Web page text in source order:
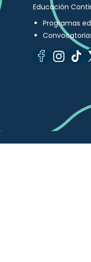
Educación
Programas